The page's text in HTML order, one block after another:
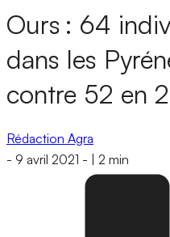
Ours : 64
dans les
contre 52 en
Rédaction Agra
- 9 avril 2021 - 2 min